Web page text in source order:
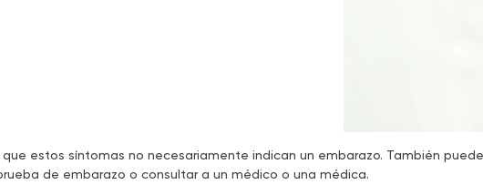
estos síntomas no necesariamente indican un embarazo. También
de embarazo o consultar a un médico o una médica.